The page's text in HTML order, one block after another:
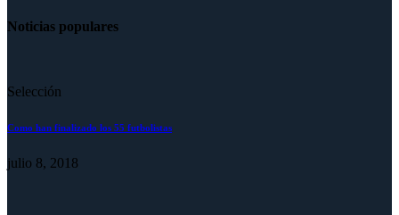
Noticias populares
Selección
Como han finalizado los 55 futbolistas
julio 8, 2018